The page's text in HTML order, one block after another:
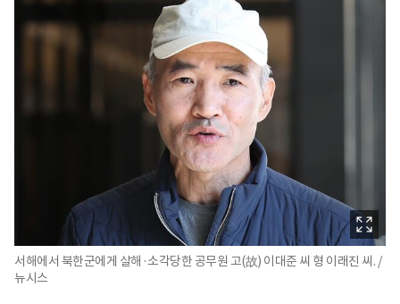
서해에서 북한군에게 살해·소각당한 공무원 고(故) 이대준 씨 형 이래진 씨. /
뉴시스